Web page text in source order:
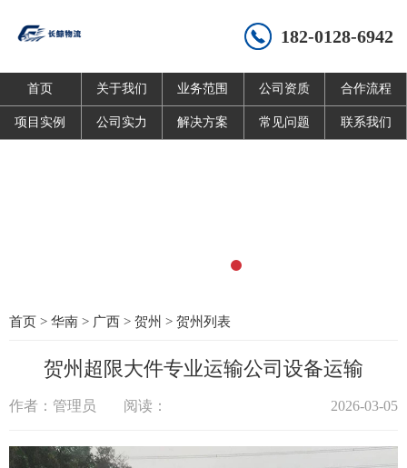
182-0128-6942
首页 关于我们 业务范围 公司资质 合作流程
项目实例 公司实力 解决方案 常见问题 联系我们
首页 > 华南 > 广西 > 贺州 > 贺州列表
贺州超限大件专业运输公司设备运输
作者：管理员 阅读： 2026-03-05